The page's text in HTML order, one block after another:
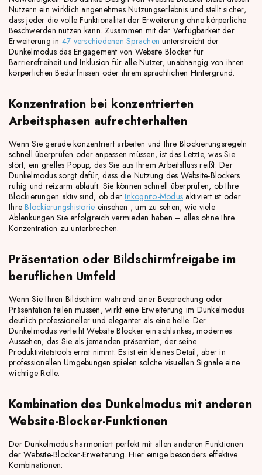
Nutzern ein wirklich angenehmes Nutzungserlebnis und stellt sicher,
dass jeder die volle Funktionalität der Erweiterung ohne körperliche
Beschwerden nutzen kann. Zusammen mit der Verfügbarkeit der
Erweiterung in 47 verschiedenen Sprachen unterstreicht der
Dunkelmodus das Engagement von Website Blocker für
Barrierefreiheit und Inklusion für alle Nutzer, unabhängig von ihren
körperlichen Bedürfnissen oder ihrem sprachlichen Hintergrund.
Konzentration bei konzentrierten
Arbeitsphasen aufrechterhalten
Wenn Sie gerade konzentriert arbeiten und Ihre Blockierungsregeln
schnell überprüfen oder anpassen müssen, ist das Letzte, was Sie
stört, ein grelles Popup, das Sie aus Ihrem Arbeitsfluss reißt. Der
Dunkelmodus sorgt dafür, dass die Nutzung des Website-Blockers
ruhig und reizarm abläuft. Sie können schnell überprüfen, ob Ihre
Blockierungen aktiv sind, ob derInkognito-Modus aktiviert ist oder
IhreBlockierungshistorie einsehen , um zu sehen, wie viele
Ablenkungen Sie erfolgreich vermieden haben – alles ohne Ihre
Konzentration zu unterbrechen.
Präsentation oder Bildschirmfreigabe im
beruflichen Umfeld
Wenn Sie Ihren Bildschirm während einer Besprechung oder
Präsentation teilen müssen, wirkt eine Erweiterung im Dunkelmodus
deutlich professioneller und eleganter als eine helle. Der
Dunkelmodus verleiht Website Blocker ein schlankes, modernes
Aussehen, das Sie als jemanden präsentiert, der seine
Produktivitätstools ernst nimmt. Es ist ein kleines Detail, aber in
professionellen Umgebungen spielen solche visuellen Signale eine
wichtige Rolle.
Kombination des Dunkelmodus mit anderen
Website-Blocker-Funktionen
Der Dunkelmodus harmoniert perfekt mit allen anderen Funktionen
der Website-Blocker-Erweiterung. Hier einige besonders effektive
Kombinationen: